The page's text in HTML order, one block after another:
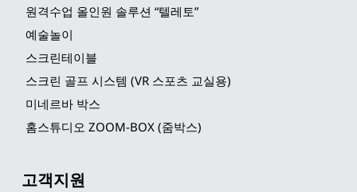
원격수업 올인원 솔루션 “텔레토”
예술놀이
스크린테이블
스크린 골프 시스템 (VR 스포츠 교실용)
미네르바 박스
홈스튜디오 ZOOM-BOX (줌박스)
고객지원